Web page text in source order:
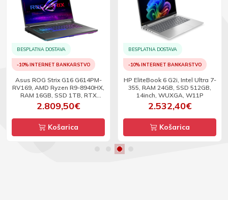
BESPLATNA DOSTAVA
-10% INTERNET BANKARSTVO
Asus ROG Strix G16 G614PM-
RV169, AMD Ryzen R9-8940HX,
RAM 16GB, SSD 1TB, RTX
5060, 16inch, WUXGA, 165Hz,
DOS
2.809,50€
Košarica
BESPLATNA DOSTAVA
-10% INTERNET BANKARSTVO
HP EliteBook 6 G2i, Intel Ultra 7-
355, RAM 24GB, SSD 512GB,
14inch, WUXGA, W11P
2.532,40€
Košarica